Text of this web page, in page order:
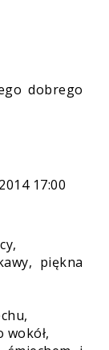
dobrego
17:00
piękna